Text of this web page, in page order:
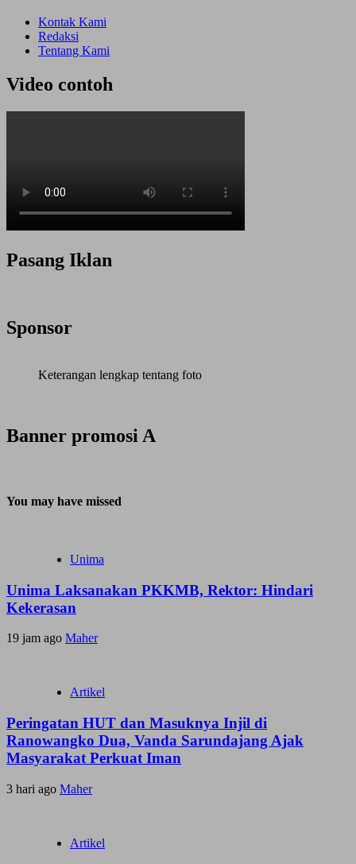
Kontak Kami
Redaksi
Tentang Kami
Video contoh
Pasang Iklan
Sponsor
Keterangan lengkap tentang foto
Banner promosi A
You may have missed
Unima
Unima Laksanakan PKKMB, Rektor: Hindari
Kekerasan
19 jam ago Maher
Artikel
Peringatan HUT dan Masuknya Injil di
Ranowangko Dua, Vanda Sarundajang Ajak
Masyarakat Perkuat Iman
3 hari ago Maher
Artikel